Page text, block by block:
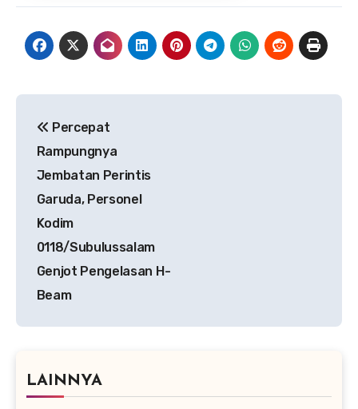
pos
Percepat
Rampungnya
Jembatan Perintis
Garuda, Personel
Kodim
0118/Subulussalam
Genjot Pengelasan H-
Beam
LAINNYA